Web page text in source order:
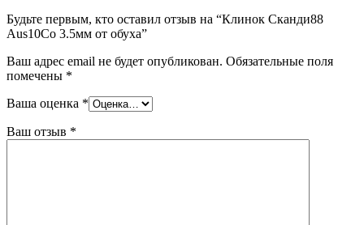
Будьте первым, кто оставил отзыв на “Клинок Сканди88
Aus10Co 3.5мм от обуха”
Ваш адрес email не будет опубликован. Обязательные поля
помечены *
Ваша оценка *
Ваш отзыв *